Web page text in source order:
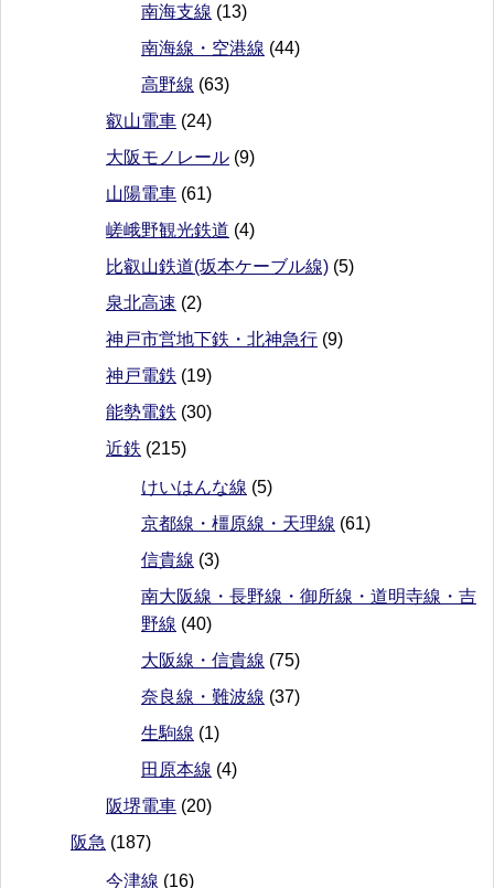
南海支線 (13)
南海線・空港線 (44)
高野線 (63)
叡山電車 (24)
大阪モノレール (9)
山陽電車 (61)
嵯峨野観光鉄道 (4)
比叡山鉄道(坂本ケーブル線) (5)
泉北高速 (2)
神戸市営地下鉄・北神急行 (9)
神戸電鉄 (19)
能勢電鉄 (30)
近鉄 (215)
けいはんな線 (5)
京都線・橿原線・天理線 (61)
信貴線 (3)
南大阪線・長野線・御所線・道明寺線・吉
野線 (40)
大阪線・信貴線 (75)
奈良線・難波線 (37)
生駒線 (1)
田原本線 (4)
阪堺電車 (20)
阪急 (187)
今津線 (16)